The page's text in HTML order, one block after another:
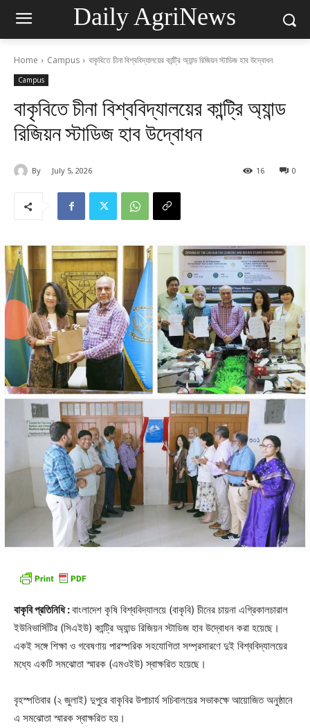
Daily AgriNews
Home Campus বাকৃবিতে চীনা বিশ্ববিদ্যালয়ের কান্ট্রি অ্যান্ড রিজিয়ন স্টাডিজ হাব উদ্বোধন
Campus
বাকৃবিতে চীনা বিশ্ববিদ্যালয়ের কান্ট্রি অ্যান্ড
রিজিয়ন স্টাডিজ হাব উদ্বোধন
By July 5, 2026 0
16
বাকৃবি প্রতিনিধি :বাংলাদেশ কৃষি বিশ্ববিদ্যালয়ে (বাকৃবি) চীনের চায়না এগ্রিকালচারাল
ইউনিভার্সিটির (সিএইউ) কান্ট্রি অ্যান্ড রিজিয়ন স্টাডিজ হাব উদ্বোধন করা হয়েছে।
একই সঙ্গে শিক্ষা ও গবেষণায় পারস্পরিক সহযোগিতা সম্প্রসারণে দুই বিশ্ববিদ্যালয়ের
মধ্যে একটি সমঝোতা স্মারক (এমওইউ) স্বাক্ষরিত হয়েছে।
বৃহস্পতিবার (২ জুলাই) দুপুরে বাকৃবির উপাচার্য সচিবালয়ের সভাকক্ষে আয়োজিত অনুষ্ঠানে
এ সমঝোতা স্মারক স্বাক্ষরিত হয়।